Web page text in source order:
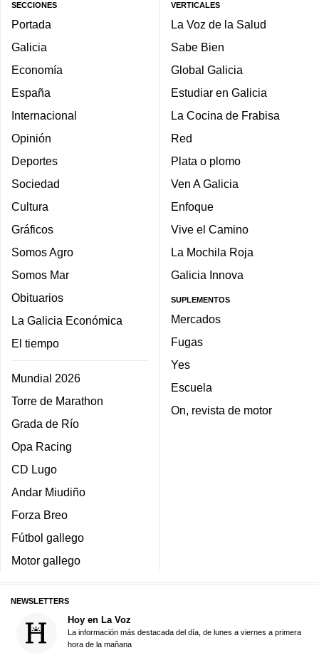
SECCIONES
Portada
Galicia
Economía
España
Internacional
Opinión
Deportes
Sociedad
Cultura
Gráficos
Somos Agro
Somos Mar
Obituarios
La Galicia Económica
El tiempo
Mundial 2026
Torre de Marathon
Grada de Río
Opa Racing
CD Lugo
Andar Miudiño
Forza Breo
Fútbol gallego
Motor gallego
VERTICALES
La Voz de la Salud
Sabe Bien
Global Galicia
Estudiar en Galicia
La Cocina de Frabisa
Red
Plata o plomo
Ven A Galicia
Enfoque
Vive el Camino
La Mochila Roja
Galicia Innova
SUPLEMENTOS
Mercados
Fugas
Yes
Escuela
On, revista de motor
NEWSLETTERS
Hoy en La Voz
La información más destacada del día, de lunes a viernes a primera
hora de la mañana